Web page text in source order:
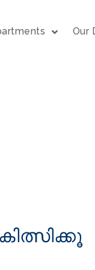
Our